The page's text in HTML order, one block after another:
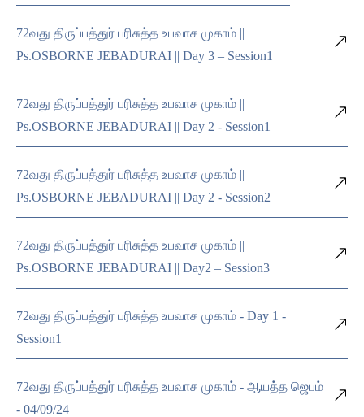
72வது திருப்பத்துர் பரிசுத்த உபவாச முகாம் ||
Ps.OSBORNE JEBADURAI || Day 3 – Session1
72வது திருப்பத்துர் பரிசுத்த உபவாச முகாம் ||
Ps.OSBORNE JEBADURAI || Day 2 - Session1
72வது திருப்பத்துர் பரிசுத்த உபவாச முகாம் ||
Ps.OSBORNE JEBADURAI || Day 2 - Session2
72வது திருப்பத்துர் பரிசுத்த உபவாச முகாம் ||
Ps.OSBORNE JEBADURAI || Day2 – Session3
72வது திருப்பத்துர் பரிசுத்த உபவாச முகாம் - Day 1 -
Session1
72வது திருப்பத்துர் பரிசுத்த உபவாச முகாம் - ஆயத்த ஜெபம்
- 04/09/24